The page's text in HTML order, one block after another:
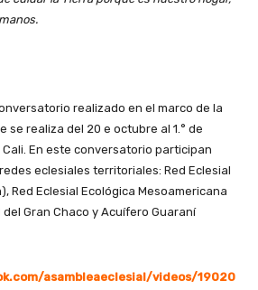
realizado en el marco de la
se realiza del 20 e octubre al 1.° de
En este conversatorio participan
eclesiales territoriales: Red Eclesial
Red Eclesial Ecológica Mesoamericana
del Gran Chaco y Acuífero Guaraní
asambleaeclesial/videos/19020